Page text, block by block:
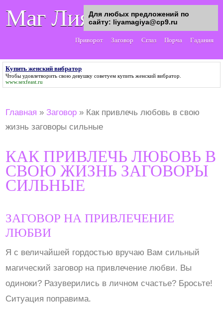
Маг Лия
Приворот Заговор Сглаз Порча Гадания
Купить женский вибратор
Чтобы удовлетворить свою девушку советуем купить женский вибратор
www.sexfeast.ru
Главная »Заговор » Как привлечь любовь в свою
жизнь заговоры сильные
КАК ПРИВЛЕЧЬ ЛЮБОВЬ В
СВОЮ ЖИЗНЬ ЗАГОВОРЫ
СИЛЬНЫЕ
ЗАГОВОР НА ПРИВЛЕЧЕНИЕ
ЛЮБВИ
Я с величайшей гордостью вручаю Вам сильный
магический заговор на привлечение любви. Вы
одиноки? Разуверились в личном счастье? Бросьте!
Ситуация поправима.
Для любых предложений по
сайту: liyamagiya@cp9.ru